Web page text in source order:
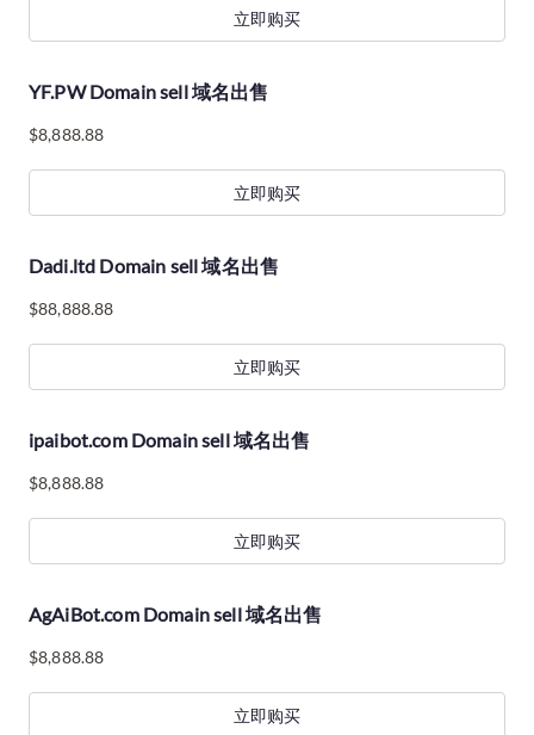
立即购买
YF.PW Domain sell 域名出售
$8,888.88
立即购买
Dadi.ltd Domain sell 域名出售
$88,888.88
立即购买
ipaibot.com Domain sell 域名出售
$8,888.88
立即购买
AgAiBot.com Domain sell 域名出售
$8,888.88
立即购买